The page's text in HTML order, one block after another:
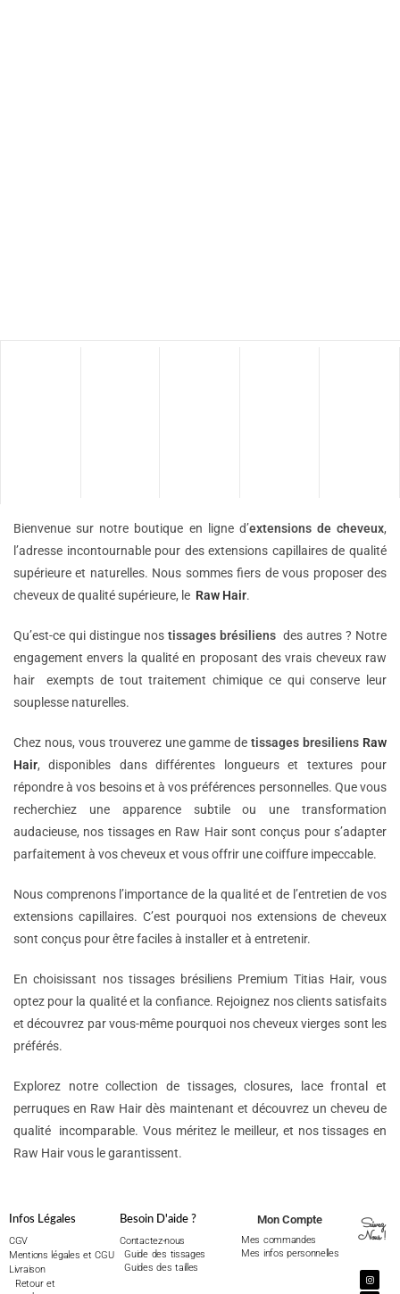
Bienvenue sur notre boutique en ligne d’extensions decheveux,
l’adresse incontournable pour des extensions capillaires de qualité
supérieure et naturelles. Nous sommes fiers de vous proposer des
cheveux de qualité supérieure, le Raw Hair.
Qu’est-ce qui distingue nos tissages brésiliens des autres ? Notre
engagement envers la qualité en proposant des vrais cheveux raw
hair exempts de tout traitement chimique ce qui conserve leur
souplesse naturelles.
Chez nous, vous trouverez une gamme detissages bresiliens Raw
Hair, disponibles dans différentes longueurs et textures pour
répondre à vos besoins et à vos préférences personnelles. Que vous
recherchiez une apparence subtile ou une transformation
audacieuse, nos tissages en Raw Hair sont conçus pour s’adapter
parfaitement à vos cheveux et vous offrir une coiffure impeccable.
Nous comprenons l’importance de la qualité et de l’entretien de vos
extensions capillaires. C’est pourquoi nos extensions de cheveux
sont conçus pour être faciles à installer et à entretenir.
En choisissant nos tissages brésiliens Premium Titias Hair, vous
optez pour la qualité et la confiance. Rejoignez nos clients satisfaits
et découvrez par vous-même pourquoi nos cheveux vierges sont les
préférés.
Explorez notre collection de tissages, closures, lace frontal et
perruques en Raw Hair dès maintenant et découvrez un cheveu de
qualité incomparable. Vous méritez le meilleur, et nos tissages en
Raw Hair vous le garantissent.
Infos Légales
CGV
Mentions légales et CGU
Livraison
Retour et
Besoin D'aide ?
Contactez-nous
Guide des tissages
Guides des tailles
Mon Compte
Mes commandes
Mes infos personnelles
Suivez
Nous !